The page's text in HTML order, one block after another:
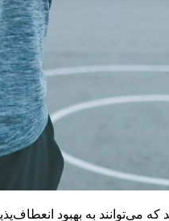
می‌توانند به بهبود